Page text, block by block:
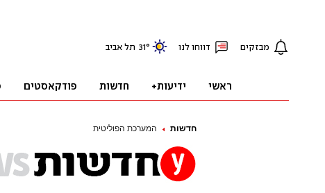
חדשות המערכת הפוליטית